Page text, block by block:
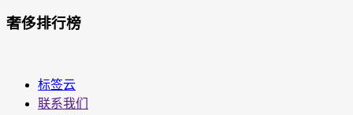
奢侈排行榜
标签云
联系我们